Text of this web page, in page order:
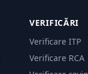
VERIFICĂRI
Verificare ITP
Verificare RCA